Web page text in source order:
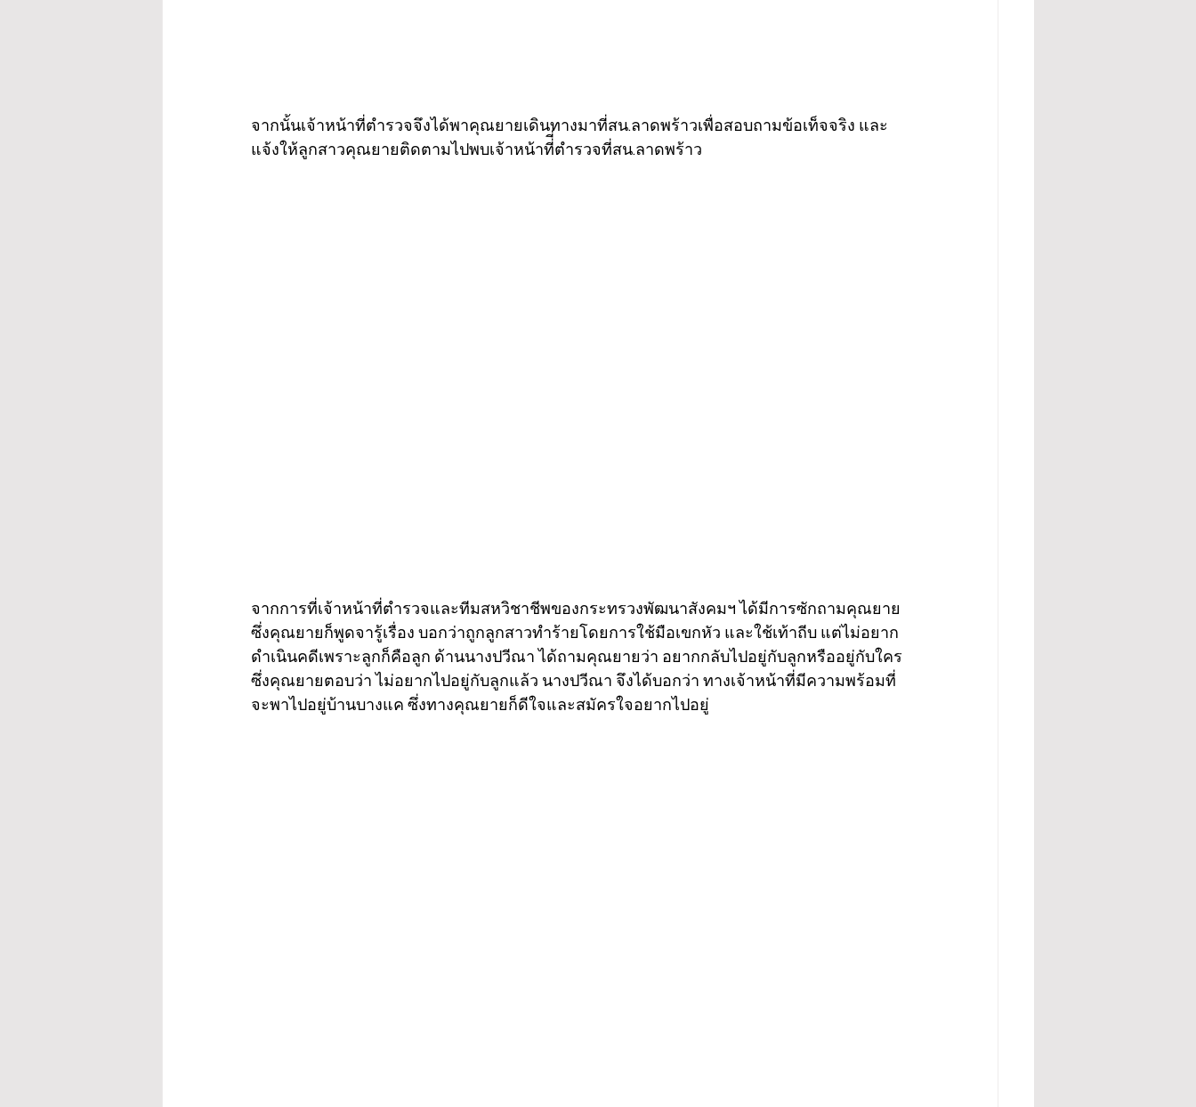
จากนั้นเจ้าหน้าที่ตำรวจจึงได้พาคุณยายเดินทางมาที่สน.ลาดพร้าวเพื่อสอบถามข้อเท็จจริง และ
แจ้งให้ลูกสาวคุณยายติดตามไปพบเจ้าหน้าที่ี่ตำรวจที่สน.ลาดพร้าว
จากการที่เจ้าหน้าที่ตำรวจและทีมสหวิชาชีพของกระทรวงพัฒนาสังคมฯ ได้มีการซักถามคุณยาย
ซึ่งคุณยายก็พูดจารู้เรื่อง บอกว่าถูกลูกสาวทำร้ายโดยการใช้มือเขกหัว และใช้เท้าถีบ แต่ไม่อยาก
ดำเนินคดีเพราะลูกก็คือลูก ด้านนางปวีณา ได้ถามคุณยายว่า อยากกลับไปอยู่กับลูกหรืออยู่กับใคร
ซึ่งคุณยายตอบว่า ไม่อยากไปอยู่กับลูกแล้ว นางปวีณา จึงได้บอกว่า ทางเจ้าหน้าที่มีความพร้อมที่
จะพาไปอยู่บ้านบางแค ซึ่งทางคุณยายก็ดีใจและสมัครใจอยากไปอยู่